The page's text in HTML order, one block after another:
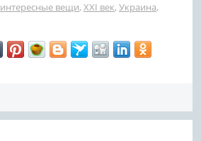
интересные вещи, XXI век, Украина,